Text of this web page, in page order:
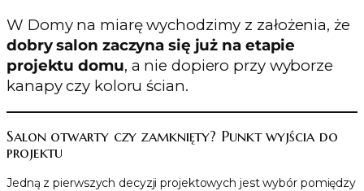
W Domy na miarę wychodzimy z założenia, że
dobry salon zaczyna się już na etapie
projektu domu, a nie dopiero przy wyborze
kanapy czy koloru ścian.
Salon otwarty czy zamknięty? Punkt wyjścia do
projektu
Jedną z pierwszych decyzji projektowych jest wybór pomiędzy